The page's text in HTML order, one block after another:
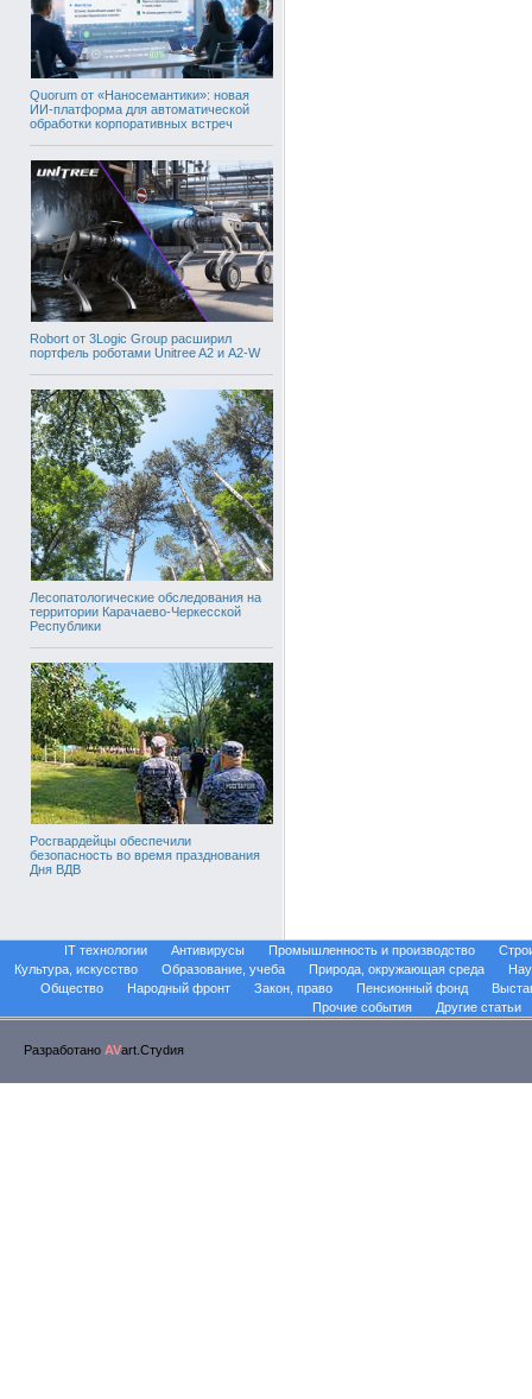
Quorum от «Наносемантики»: новая
ИИ-платформа для автоматической
обработки корпоративных встреч
Robort от 3Logic Group расширил
портфель роботами Unitree A2 и A2-W
Лесопатологические обследования на
территории Карачаево-Черкесской
Республики
Росгвардейцы обеспечили
безопасность во время празднования
Дня ВДВ
IT технологии Антивирусы Промышленность и производство
Культура, искусство
Образование, учеба Природа, окружающая среда
Общество
Народный фронт Закон, право Пенсионный фонд
Прочие события
Другие статьи
Разработано AVart.Стуdия